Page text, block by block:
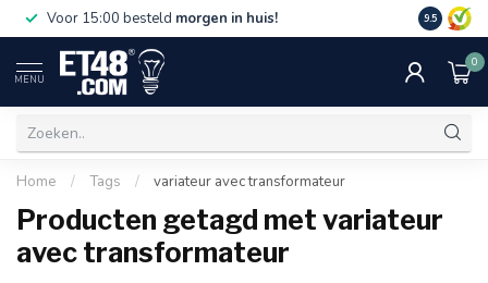
Voor 15:00 besteld morgen in huis! Gratis
€75,-.
9.5
MENU
0
Home / Tags / variateur avec transformateur
Producten getagd met variateur
avec transformateur